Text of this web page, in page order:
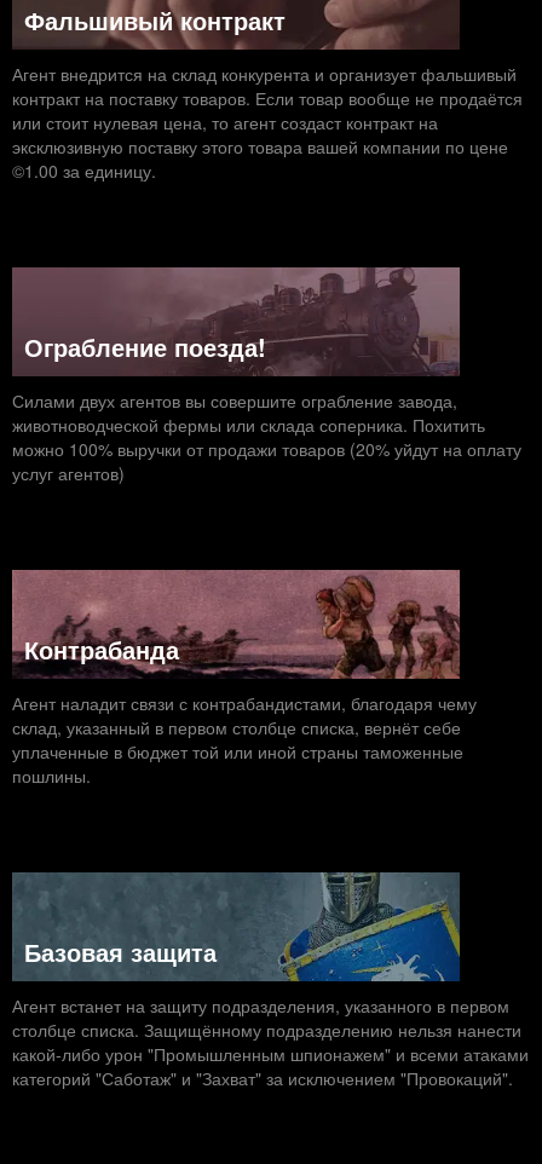
Фальшивый контракт
Агент внедрится на склад конкурента и организует фальшивый
контракт на поставку товаров. Если товар вообще не продаётся
или стоит нулевая цена, то агент создаст контракт на
эксклюзивную поставку этого товара вашей компании по цене
©1.00 за единицу.
Ограбление поезда!
Силами двух агентов вы совершите ограбление завода,
животноводческой фермы или склада соперника. Похитить
можно 100% выручки от продажи товаров (20% уйдут на оплату
услуг агентов)
Контрабанда
Агент наладит связи с контрабандистами, благодаря чему
склад, указанный в первом столбце списка, вернёт себе
уплаченные в бюджет той или иной страны таможенные
пошлины.
Базовая защита
Агент встанет на защиту подразделения, указанного в первом
столбце списка. Защищённому подразделению нельзя нанести
какой-либо урон "Промышленным шпионажем" и всеми атаками
категорий "Саботаж" и "Захват" за исключением "Провокаций".